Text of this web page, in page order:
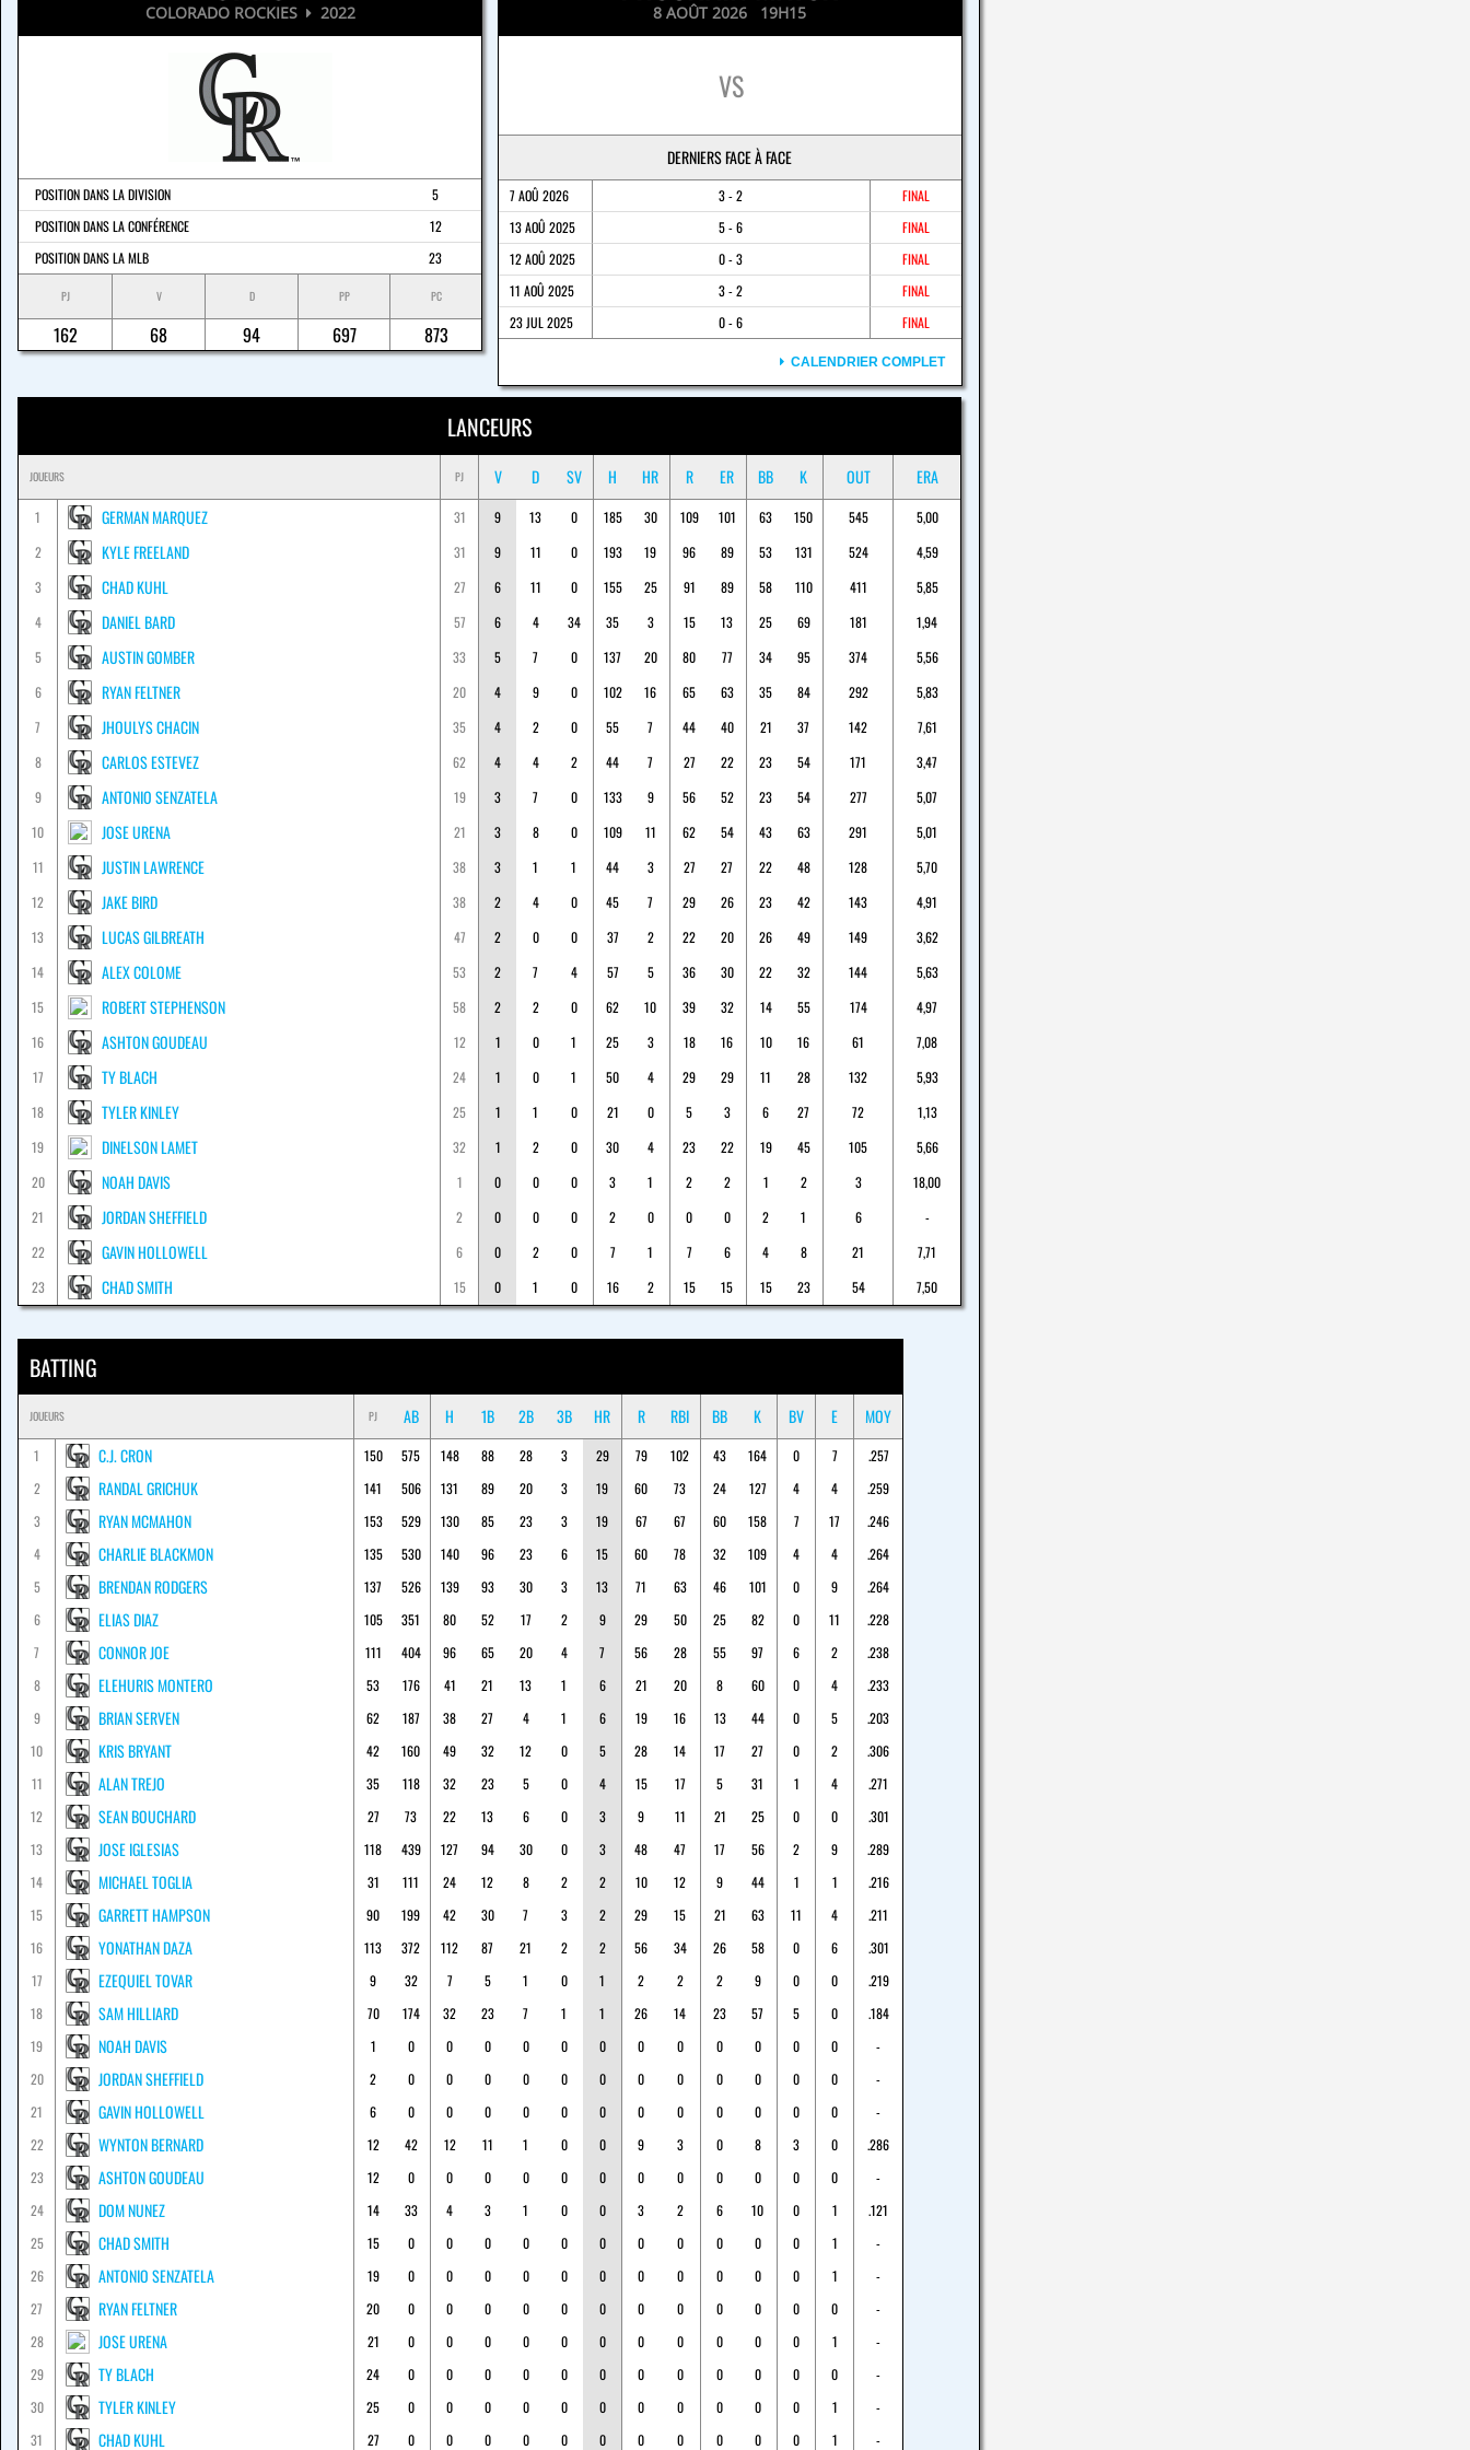
COLORADO ROCKIES 2022
POSITION DANS LA DIVISION
5
POSITION DANS LA CONFÉRENCE
12
POSITION DANS LA MLB
23
PJ V D PP PC
162 68 94 697 873
8 AOÛT 2026 19H15
VS
DERNIERS FACE À FACE
7 AOÛ 2026 3 - 2
FINAL
13 AOÛ 2025
5 - 6
FINAL
12 AOÛ 2025
0 - 3
FINAL
11 AOÛ 2025
3 - 2
FINAL
23 JUL 2025
0 - 6 FINAL
CALENDRIER COMPLET
LANCEURS
JOUEURS PJ V D SV H HR R ER BB K OUT ERA
1 GERMAN MARQUEZ 31 9 13 0 185 30 109 101 63 150 545
5,00
2
KYLE FREELAND 31 9 11 0 193 19 96 89 53 131 524
4,59
3
CHAD KUHL 27 6 11 0 155 25 91 89 58 110 411
5,85
4
DANIEL BARD 57 6 4 34 35 3 15 13 25 69 181
1,94
5
AUSTIN GOMBER 33 5 7 0 137 20 80 77 34 95 374
5,56
6
RYAN FELTNER 20 4 9 0 102 16 65 63 35 84 292
5,83
7
JHOULYS CHACIN 35 4 2 0 55 7 44 40 21 37 142
7,61
8
CARLOS ESTEVEZ 62 4 4 2 44 7 27 22 23 54 171
3,47
9
ANTONIO SENZATELA 19 3 7 0 133 9 56 52 23 54 277
5,07
10
JOSE URENA 21 3 8 0 109 11 62 54 43 63 291
5,01
11
JUSTIN LAWRENCE 38 3 1 1 44 3 27 27 22 48 128
5,70
12
JAKE BIRD 38 2 4 0 45 7 29 26 23 42 143
4,91
13
LUCAS GILBREATH 47 2 0 0 37 2 22 20 26 49 149
3,62
14
ALEX COLOME 53 2 7 4 57 5 36 30 22 32 144
5,63
15
ROBERT STEPHENSON 58 2 2 0 62 10 39 32 14 55 174
4,97
16
ASHTON GOUDEAU 12 1 0 1 25 3 18 16 10 16 61
7,08
17
TY BLACH 24 1 0 1 50 4 29 29 11 28 132
5,93
18
TYLER KINLEY 25 1 1 0 21 0 5 3 6 27 72
1,13
19
DINELSON LAMET 32 1 2 0 30 4 23 22 19 45 105
5,66
20
NOAH DAVIS 1 0 0 0 3 1 2 2 1 2 3
18,00
21
JORDAN SHEFFIELD 2 0 0 0 2 0 0 0 2 1 6
-
22
GAVIN HOLLOWELL 6 0 2 0 7 1 7 6 4 8 21
7,71
23
CHAD SMITH 15 0 1 0 16 2 15 15 15 23 54 7,50
BATTING
JOUEURS PJ AB H 1B 2B 3B HR R RBI BB K BV E MOY
1 C.J. CRON 150 575 148 88 28 3 29 79 102 43 164 0 7
.257
2
RANDAL GRICHUK 141 506 131 89 20 3 19 60 73 24 127 4 4
.259
3
RYAN MCMAHON 153 529 130 85 23 3 19 67 67 60 158 7 17
.246
4
CHARLIE BLACKMON 135 530 140 96 23 6 15 60 78 32 109 4 4
.264
5
BRENDAN RODGERS 137 526 139 93 30 3 13 71 63 46 101 0 9
.264
6
ELIAS DIAZ 105 351 80 52 17 2 9 29 50 25 82 0 11
.228
7
CONNOR JOE 111 404 96 65 20 4 7 56 28 55 97 6 2
.238
8
ELEHURIS MONTERO 53 176 41 21 13 1 6 21 20 8 60 0 4
.233
9
BRIAN SERVEN 62 187 38 27 4 1 6 19 16 13 44 0 5
.203
10
KRIS BRYANT 42 160 49 32 12 0 5 28 14 17 27 0 2
.306
11
ALAN TREJO 35 118 32 23 5 0 4 15 17 5 31 1 4
.271
12
SEAN BOUCHARD 27 73 22 13 6 0 3 9 11 21 25 0 0
.301
13
JOSE IGLESIAS 118 439 127 94 30 0 3 48 47 17 56 2 9
.289
14
MICHAEL TOGLIA 31 111 24 12 8 2 2 10 12 9 44 1 1
.216
15
GARRETT HAMPSON 90 199 42 30 7 3 2 29 15 21 63 11 4
.211
16
YONATHAN DAZA 113 372 112 87 21 2 2 56 34 26 58 0 6
.301
17
EZEQUIEL TOVAR 9 32 7 5 1 0 1 2 2 2 9 0 0
.219
18
SAM HILLIARD 70 174 32 23 7 1 1 26 14 23 57 5 0
.184
19
NOAH DAVIS 1 0 0 0 0 0 0 0 0 0 0 0 0
-
20
JORDAN SHEFFIELD 2 0 0 0 0 0 0 0 0 0 0 0 0
-
21
GAVIN HOLLOWELL 6 0 0 0 0 0 0 0 0 0 0 0 0
-
22
WYNTON BERNARD 12 42 12 11 1 0 0 9 3 0 8 3 0
.286
23
ASHTON GOUDEAU 12 0 0 0 0 0 0 0 0 0 0 0 0
-
24
DOM NUNEZ 14 33 4 3 1 0 0 3 2 6 10 0 1
.121
25
CHAD SMITH 15 0 0 0 0 0 0 0 0 0 0 0 1
-
26
ANTONIO SENZATELA 19 0 0 0 0 0 0 0 0 0 0 0 1
-
27
RYAN FELTNER 20 0 0 0 0 0 0 0 0 0 0 0 0
-
28
JOSE URENA 21 0 0 0 0 0 0 0 0 0 0 0 1
-
29
TY BLACH 24 0 0 0 0 0 0 0 0 0 0 0 0
-
30
TYLER KINLEY 25 0 0 0 0 0 0 0 0 0 0 0 1
-
31
CHAD KUHL 27 0 0 0 0 0 0 0 0 0 0 0 1 -